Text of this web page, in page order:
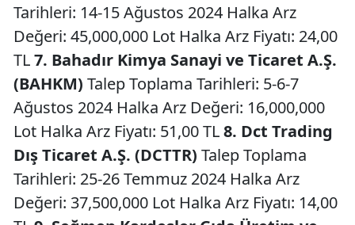
Tarihleri: 14-15 Ağustos 2024 Halka Arz
Değeri: 45,000,000 Lot Halka Arz Fiyatı: 24,00
TL7. Bahadır Kimya Sanayi ve Ticaret A.Ş.
(BAHKM) Talep Toplama Tarihleri: 5-6-7
Ağustos 2024 Halka Arz Değeri: 16,000,000
Lot Halka Arz Fiyatı: 51,00 TL8. Dct Trading
Dış Ticaret A.Ş. (DCTTR) Talep Toplama
Tarihleri: 25-26 Temmuz 2024 Halka Arz
Değeri: 37,500,000 Lot Halka Arz Fiyatı: 14,00